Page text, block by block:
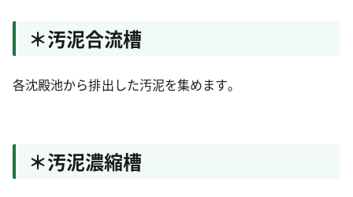
＊汚泥合流槽
各沈殿池から排出した汚泥を集めます｡
＊汚泥濃縮槽